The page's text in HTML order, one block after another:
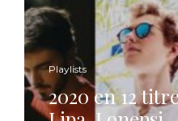
Playlists
2020 en 12